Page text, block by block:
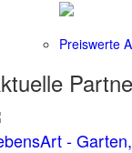
Preiswerte
-